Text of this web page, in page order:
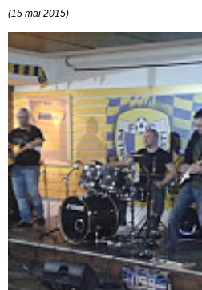
(15 mai 2015)